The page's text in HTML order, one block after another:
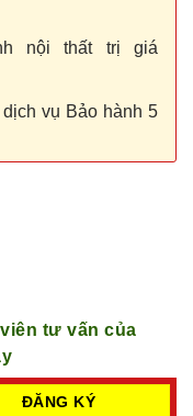
nội thất trị giá
vụ Bảo hành 5
tư vấn của